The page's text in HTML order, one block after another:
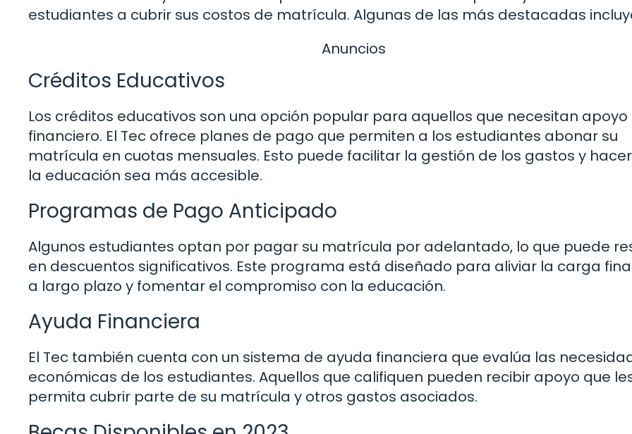
estudiantes a cubrir sus costos de matrícula. Algunas de las más destacadas
Anuncios
Créditos Educativos
Los créditos educativos son una opción popular para aquellos que necesitan apoyo
financiero. El Tec ofrece planes de pago que permiten a los estudiantes abonar su
matrícula en cuotas mensuales. Esto puede facilitar la gestión de los gastos y
la educación sea más accesible.
Programas de Pago Anticipado
Algunos estudiantes optan por pagar su matrícula por adelantado, lo que puede
en descuentos significativos. Este programa está diseñado para aliviar la carga
a largo plazo y fomentar el compromiso con la educación.
Ayuda Financiera
El Tec también cuenta con un sistema de ayuda financiera que evalúa las
económicas de los estudiantes. Aquellos que califiquen pueden recibir apoyo que
permita cubrir parte de su matrícula y otros gastos asociados.